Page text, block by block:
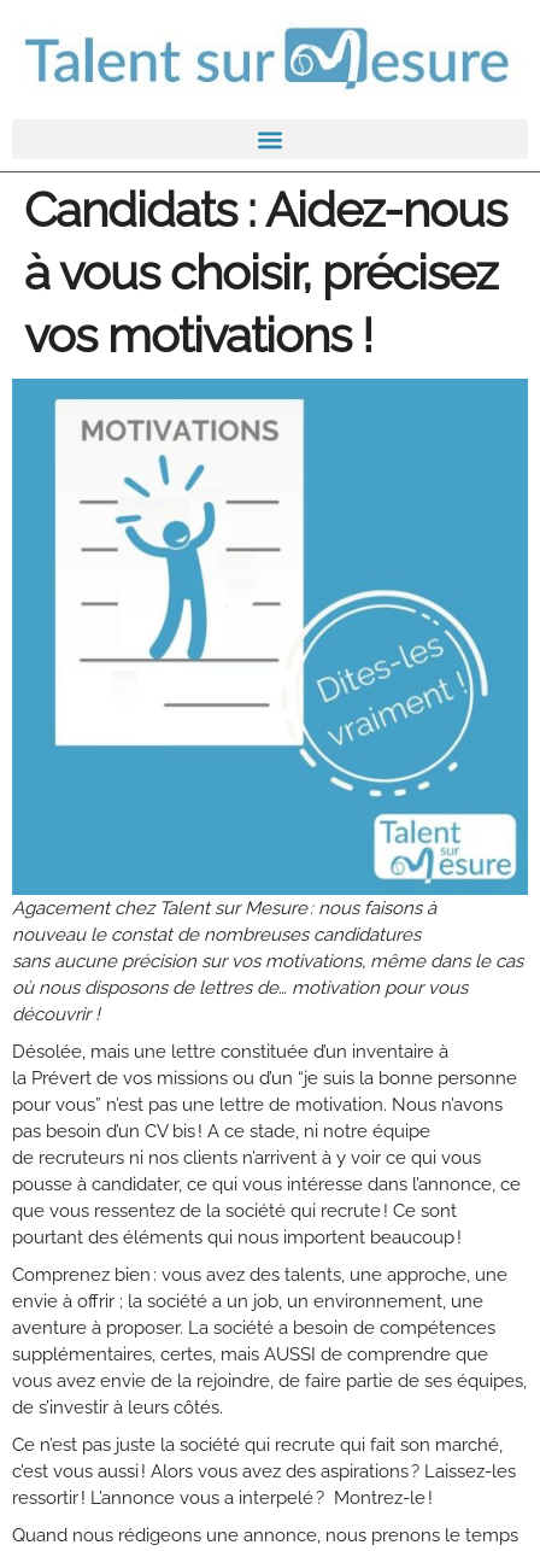
Candidats : Aidez-nous
à vous choisir, précisez
vos motivations !
Agacement chez Talent sur Mesure : nous faisons à
nouveaule constat de nombreuses candidatures
sans aucune précision sur vos motivations, mêmedans le cas
où nous disposons de lettresde… motivation pour vous
découvrir !
Désolée, mais une lettre constituée d’un inventaire à
la Prévert de vos missions ou d’un “je suis la bonne personne
pour vous” n’est pas une lettre de motivation. Nous n’avons
pas besoin d’un CV bis ! A ce stade, ni notre équipe
de recruteurs ni nos clients n’arrivent à y voir ce qui vous
pousse à candidater, ce qui vous intéresse dans l’annonce, ce
que vous ressentez de la société qui recrute ! Ce sont
pourtant des éléments qui nous importent beaucoup !
Comprenez bien : vous avez des talents, une approche, une
envie à offrir ; la société a un job, un environnement, une
aventure à proposer. La société a besoin de compétences
supplémentaires, certes, mais AUSSI de comprendre que
vous avez envie de la rejoindre, de faire partie de ses équipes,
de s’investir à leurs côtés.
Ce n’est pas juste la société qui recrute qui fait son marché,
c’est vous aussi ! Alors vous avez des aspirations ? Laissez-les
ressortir ! L’annonce vous a interpelé ? Montrez-le !
Quand nous rédigeons une annonce, nous prenons le temps